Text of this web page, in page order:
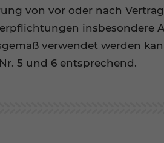
von vor oder nach
insbesondere
verwendet werden
5 und 6 entsprechend.